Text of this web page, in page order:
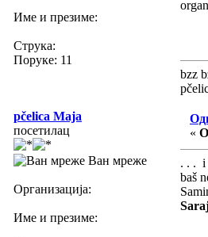
Име и презиме:
Струка:
Поруке: 11
bzz
pčelica Maja
посетилац
Ван мреже
Организација:
Име и презиме:
«
. . . i
baš